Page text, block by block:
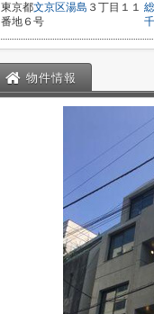
東京都文京区湯島 ３丁目１１
番地６号
物件情報